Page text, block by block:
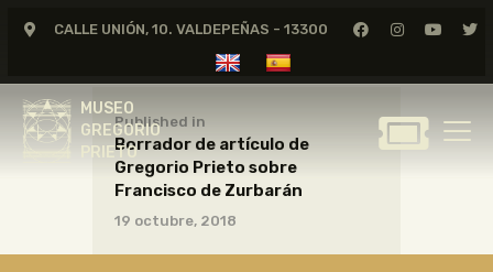
CALLE UNIÓN, 10. VALDEPEÑAS - 13300
MUSEO
GREGORIO
PRIETO
MUSEO
GREGORIO
GREGORIO PRIETO
MUSEO
ARCHIVO
Published in
Borrador de artículo de
Gregorio Prieto sobre
Francisco de Zurbarán
19 octubre, 2018